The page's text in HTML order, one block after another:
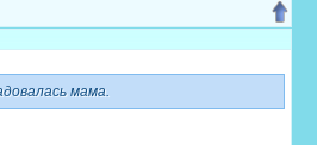
мама.